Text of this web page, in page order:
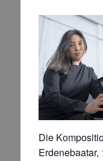
Die